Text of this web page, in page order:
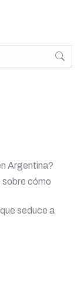
Argentina?
sobre cómo
seduce a